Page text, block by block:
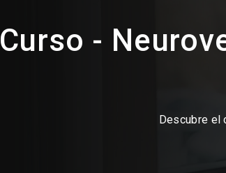
Curso -
Descubre el